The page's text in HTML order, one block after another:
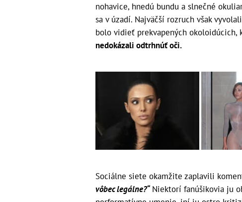
nohavice, hnedú bundu a slnečné
sa v úzadí. Najväčší rozruch však
bolo vidieť prekvapených okoloidúcich,
nedokázali odtrhnúť oči.
Sociálne siete okamžite zaplavili
vôbec legálne?“Niektorí fanúšikovia ju